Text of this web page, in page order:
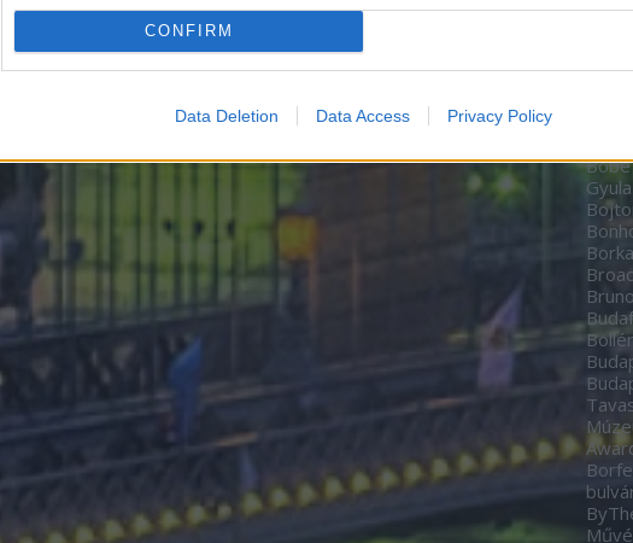
CONFIRM
Data Deletion Data Access Privacy Policy
Black
Böbe
Gyula